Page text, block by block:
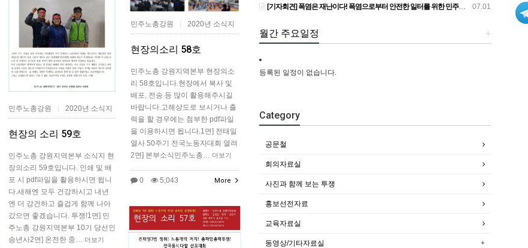
민주노총강원 2020년 소식지
현장의 소리 59호
민주노총 강원지역본부 소식지 현
장의소리 59호입니다. 인쇄 및 배
포 시 pdf파일을 활용하시면 됩니
다.새해엔 모두 건강하시고 내년
엔 더 강건하고 즐겁게 함께 나아
갔으면 좋겠습니다. 투쟁!1면] 민
주노총 강원지역본부 10기 당선인
송년사2면] 온전한 중… 더보기
민주노총강원 | 2020년 소식지
현장의소리 58호
민주노총 강원지역본부 현장의소
리 58호입니다.현장에서 복사 및
배포, 전송 등 많이 활용해주시길
바랍니다.고해상도로 보시거나 출
력을 할 경우에는 첨부한 pdf파일
을 이용하시면 됩니다.1면] 전태일
열사 50주기 전국노동자대회 열려
2면] 본부소식민주노총…
더보기
0 5,043 More
07.01
[기자회견] 폭염은 재난이다! 폭염으로부터 안전한 일터를 위한 민주노총 강원지역본부 폭염감시단 선포 기자회견
+
월간 주요일정
등록된 일정이 없습니다.
Category
공문철
회의자료실
사진과 함께 보는 투쟁
홍보선전자료
교육자료실
동영상/기타자료실